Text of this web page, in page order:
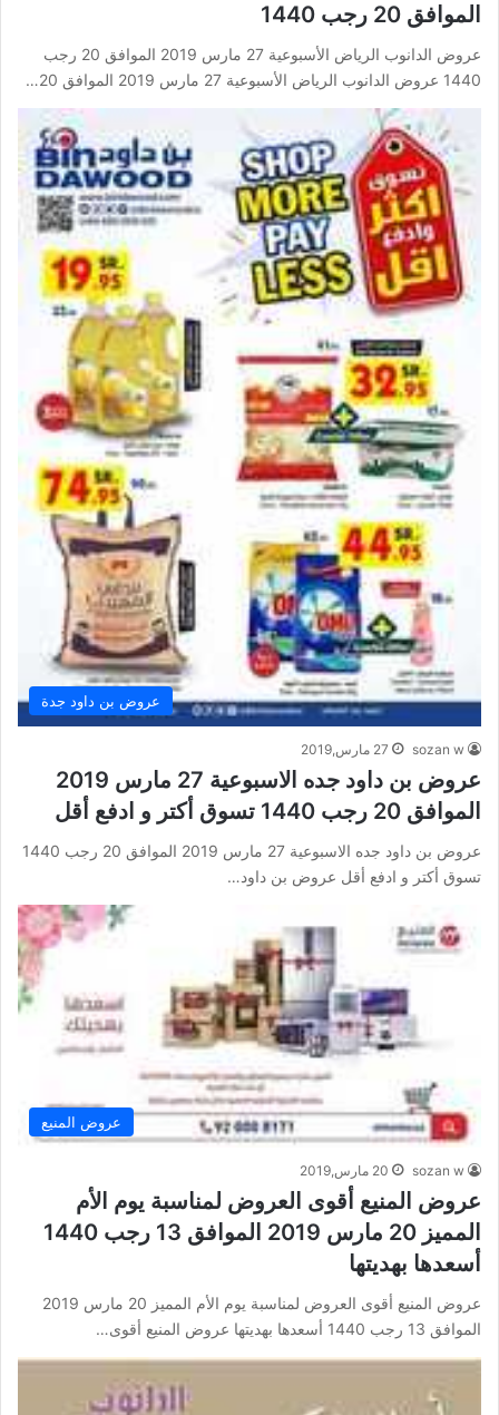
الموافق 20 رجب 1440
عروض الدانوب الرياض الأسبوعية 27 مارس 2019 الموافق 20 رجب
1440 عروض الدانوب الرياض الأسبوعية 27 مارس 2019 الموافق 20…
عروض بن داود جدة
sozan w 27 مارس,2019
عروض بن داود جده الاسبوعية 27 مارس 2019
الموافق 20 رجب 1440 تسوق أكتر و ادفع أقل
عروض بن داود جده الاسبوعية 27 مارس 2019 الموافق 20 رجب 1440
تسوق أكتر و ادفع أقل عروض بن داود…
عروض المنيع
sozan w 20 مارس,2019
عروض المنيع أقوى العروض لمناسبة يوم الأم
المميز 20 مارس 2019 الموافق 13 رجب 1440
أسعدها بهديتها
عروض المنيع أقوى العروض لمناسبة يوم الأم المميز 20 مارس 2019
الموافق 13 رجب 1440 أسعدها بهديتها عروض المنيع أقوى…